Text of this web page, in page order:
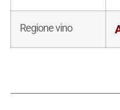
Regione vino